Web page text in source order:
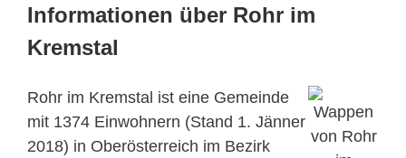
Informationen über Rohr im
Kremstal
Rohr im Kremstal ist eine Gemeinde
mit 1374 Einwohnern (Stand 1. Jänner
2018) in Oberösterreich im Bezirk